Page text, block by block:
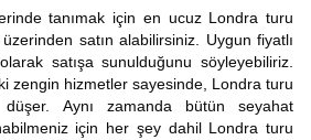
tanımak için en ucuz Londra turu
satın alabilirsiniz. Uygun fiyatlı
satışa sunulduğunu söyleyebiliriz.
zengin hizmetler sayesinde, Londra turu
Aynı zamanda bütün seyahat
için her şey dahil Londra turu